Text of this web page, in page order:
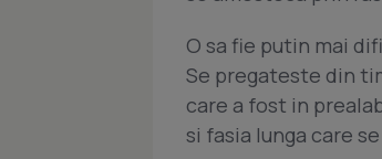
O sa fie putin mai
Se pregateste din
care a fost in
si fasia lunga care